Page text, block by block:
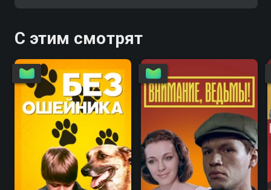
С этим смотрят